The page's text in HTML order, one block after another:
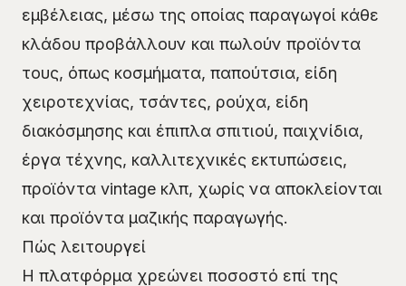
εμβέλειας, μέσω της οποίας παραγωγοί κάθε
κλάδου προβάλλουν και πωλούν προϊόντα
τους, όπως κοσμήματα, παπούτσια, είδη
χειροτεχνίας, τσάντες, ρούχα, είδη
διακόσμησης και έπιπλα σπιτιού, παιχνίδια,
έργα τέχνης, καλλιτεχνικές εκτυπώσεις,
προϊόντα vintage κλπ, χωρίς να αποκλείονται
και προϊόντα μαζικής παραγωγής.
Πώς λειτουργεί
Η πλατφόρμα χρεώνει ποσοστό επί της